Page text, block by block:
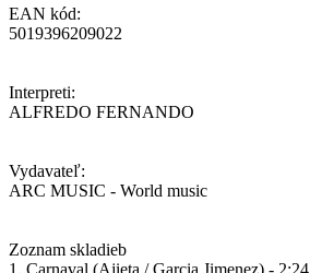
EAN kód:
5019396209022
Interpreti:
ALFREDO FERNANDO
Vydavateľ:
ARC MUSIC - World music
Zoznam skladieb
1. Carnaval (Ajieta / Garcia Jimenez) - 2:24